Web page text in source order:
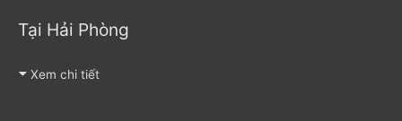
Tại Hải Phòng
Xem chi tiết